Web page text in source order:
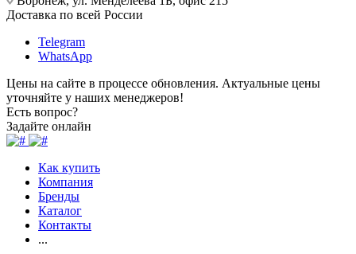
Доставка по всей России
Telegram
WhatsApp
Цены на сайте в процессе обновления. Актуальные цены
уточняйте у наших менеджеров!
Есть вопрос?
Задайте онлайн
Как купить
Компания
Бренды
Каталог
Контакты
...